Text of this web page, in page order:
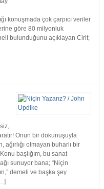
konuşmada çok çarpıcı veriler
göre 80 milyonluk
bulunduğunu açıklayan Cirit;
Onun bir dokunuşuyla
olmayan buharlı bir
başlığım, bu sanat
sunuyor bana; “Niçin
demeli ve başka şey